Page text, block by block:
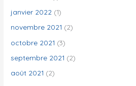
janvier 2022 (1)
novembre 2021 (2)
octobre 2021 (3)
septembre 2021 (2)
août 2021 (2)